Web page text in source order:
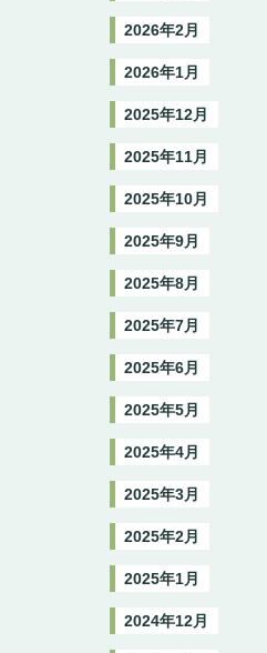
2026年2月
2026年1月
2025年12月
2025年11月
2025年10月
2025年9月
2025年8月
2025年7月
2025年6月
2025年5月
2025年4月
2025年3月
2025年2月
2025年1月
2024年12月